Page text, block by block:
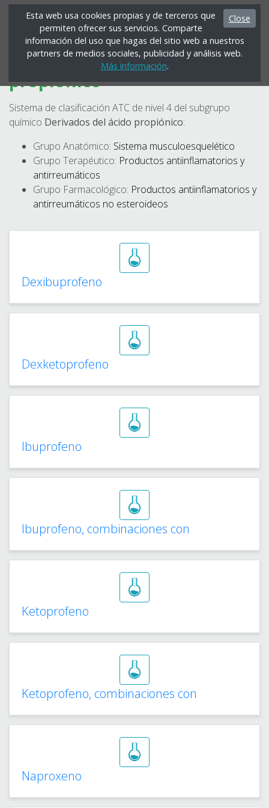
Close
Esta web usa cookies propias y de terceros que
permiten ofrecer sus servicios. Comparte
información del uso que hagas del sitio web a nuestros
partners de medios sociales, publicidad y análisis web.
Más información.
M01AE - Derivados del ácido
propiónico
Sistema de clasificación ATC de nivel 4 del subgrupo
químico Derivados del ácido propiónico:
Grupo Anatómico: Sistema musculoesquelético
Grupo Terapéutico: Productos antiinflamatorios y
antirreumáticos
Grupo Farmacológico: Productos antiinflamatorios y
antirreumáticos no esteroideos
Dexibuprofeno
Dexketoprofeno
Ibuprofeno
Ibuprofeno, combinaciones con
Ketoprofeno
Ketoprofeno, combinaciones con
Naproxeno